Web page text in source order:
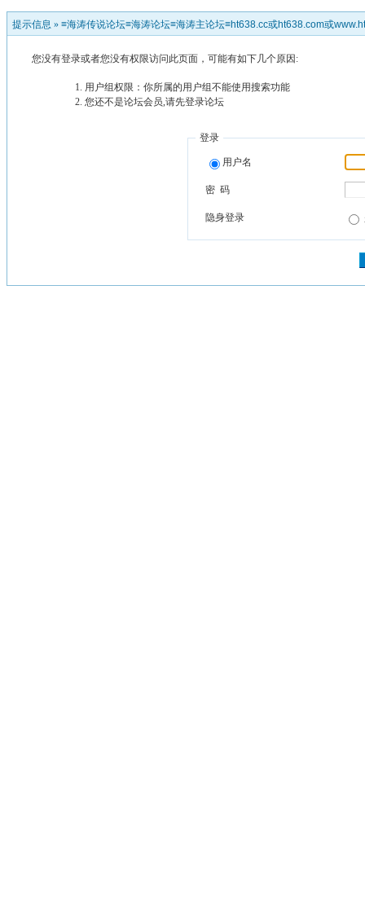
提示信息 » ≡海涛传说论坛≡海涛论坛≡海涛主论坛≡ht638.cc或ht638.com或
您没有登录或者您没有权限访问此页面，可能有如下几个原因:
用户组权限：你所属的用户组不能使用搜索功能
您还不是论坛会员,请先登录论坛
登录
用户名
密 码
隐身登录